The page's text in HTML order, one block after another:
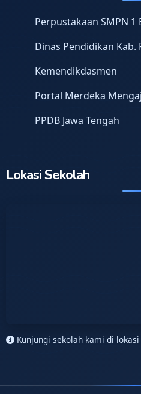
Perpustakaan SMPN 1
Dinas Pendidikan Kab.
Kemendikdasmen
Portal Merdeka
PPDB Jawa Tengah
Lokasi Sekolah
Kunjungi sekolah kami di